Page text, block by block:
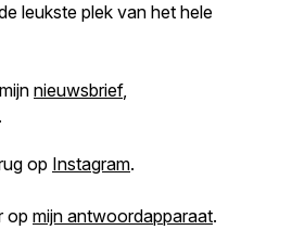
leukste plek van het hele
nieuwsbrief,
op Instagram.
op mijn antwoordapparaat.